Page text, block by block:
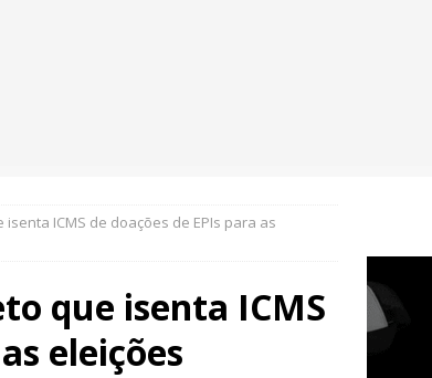
ICMS de doações de EPIs para as
que isenta ICMS
eleições